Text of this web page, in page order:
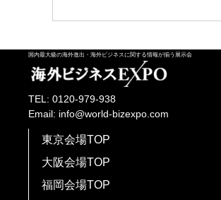
国内最大級の海外進出・海外ビジネスに関する情報が揃う展示会
TEL: 0120-979-938
Email: info@world-bizexpo.com
東京会場TOP
大阪会場TOP
福岡会場TOP